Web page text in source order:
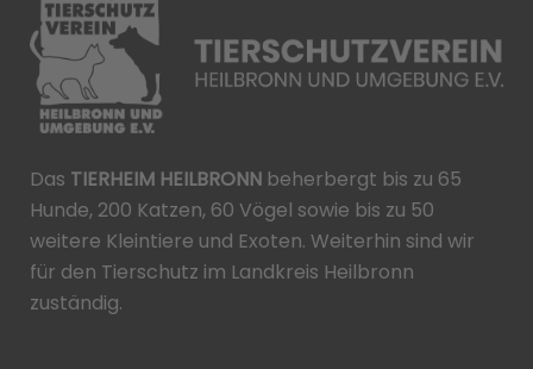
Das TIERHEIM HEILBRONN beherbergt bis zu 65
Hunde, 200 Katzen, 60 Vögel sowie bis zu 50
weitere Kleintiere und Exoten. Weiterhin sind wir
für den Tierschutz im Landkreis Heilbronn
zuständig.